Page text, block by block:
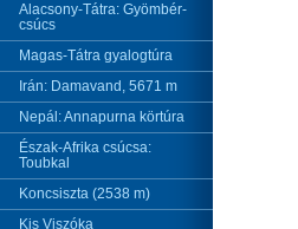
Alacsony-Tátra: Gyömbér-
csúcs
Magas-Tátra gyalogtúra
Irán: Damavand, 5671 m
Nepál: Annapurna körtúra
Észak-Afrika csúcsa:
Toubkal
Koncsiszta (2538 m)
Kis Viszóka